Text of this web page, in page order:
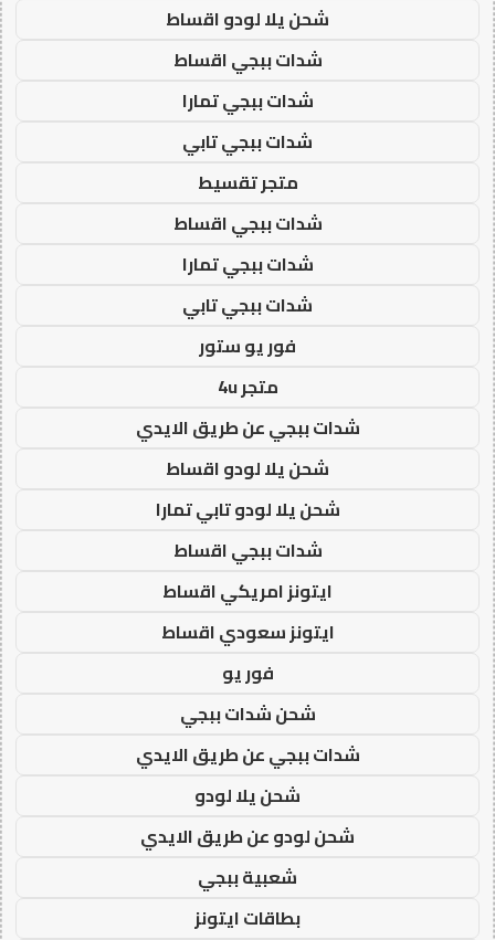
شحن يلا لودو اقساط
شدات ببجي اقساط
شدات ببجي تمارا
شدات ببجي تابي
متجر تقسيط
شدات ببجي اقساط
شدات ببجي تمارا
شدات ببجي تابي
فور يو ستور
متجر 4u
شدات ببجي عن طريق الايدي
شحن يلا لودو اقساط
شحن يلا لودو تابي تمارا
شدات ببجي اقساط
ايتونز امريكي اقساط
ايتونز سعودي اقساط
فور يو
شحن شدات ببجي
شدات ببجي عن طريق الايدي
شحن يلا لودو
شحن لودو عن طريق الايدي
شعبية ببجي
بطاقات ايتونز